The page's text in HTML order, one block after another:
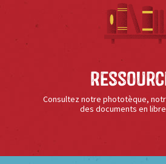
Consultez notre phototèque,
des documents en